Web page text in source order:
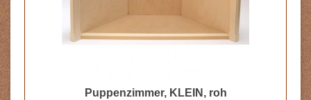
Puppenzimmer, KLEIN, roh